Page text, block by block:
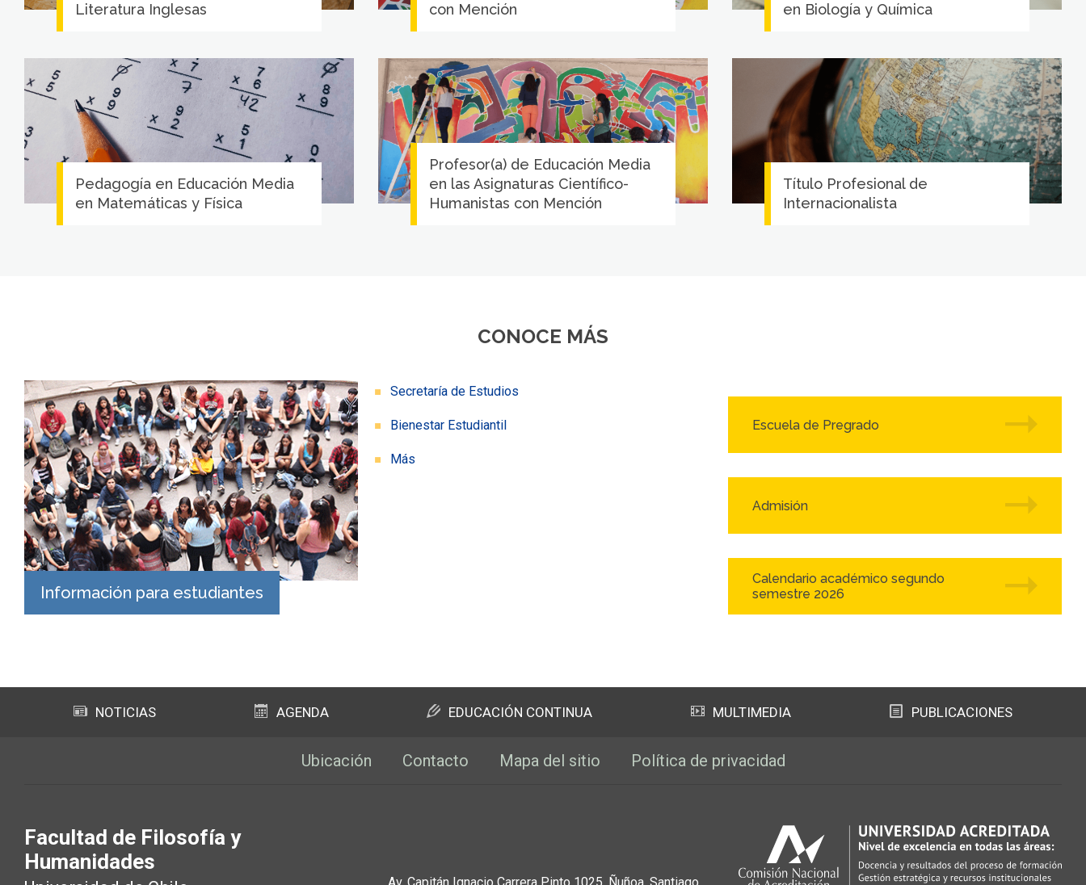
Literatura Inglesas
con Mención
en Biología y Química
Pedagogía en Educación Media
en Matemáticas y Física
Profesor(a) de Educación Media
en las Asignaturas Científico-
Humanistas con Mención
Título Profesional de
Internacionalista
CONOCE MÁS
Información para estudiantes
Secretaría de Estudios
Bienestar Estudiantil
Más
Escuela de Pregrado
Admisión
Calendario académico segundo
semestre 2026
NOTICIAS AGENDA EDUCACIÓN CONTINUA MULTIMEDIA PUBLICACIONES
Ubicación Contacto Mapa del sitio Política de privacidad
Facultad de Filosofía y
Humanidades